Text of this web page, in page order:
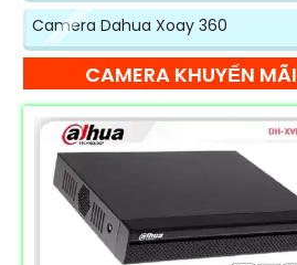
Camera Dahua Xoay 360
CAMERA KHUYẾN MÃI